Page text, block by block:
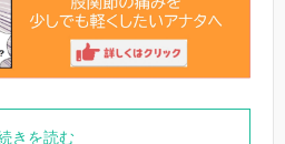
きを読む